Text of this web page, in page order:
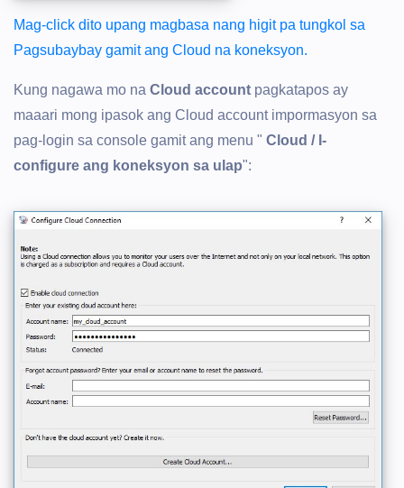
Mag-click dito upang magbasa nang higit pa tungkol sa
Pagsubaybay gamit ang Cloud na koneksyon.
Kung nagawa mo na Cloud account pagkatapos ay
maaari mong ipasok ang Cloud account impormasyon sa
pag-login sa console gamit ang menu " Cloud / I-
configure ang koneksyon sa ulap":